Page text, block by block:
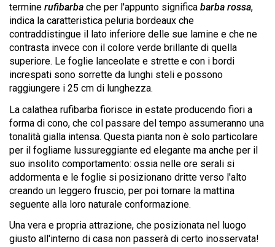
termine rufibarba che per l'appunto significa barba rossa,
indica la caratteristica peluria bordeaux che
contraddistingue il lato inferiore delle sue lamine e che ne
contrasta invece con il colore verde brillante di quella
superiore. Le foglie lanceolate e strette e con i bordi
increspati sono sorrette da lunghi steli e possono
raggiungere i 25 cm di lunghezza.
La calathea rufibarba fiorisce in estate producendo fiori a
forma di cono, che col passare del tempo assumeranno una
tonalità gialla intensa. Questa pianta non è solo particolare
per il fogliame lussureggiante ed elegante ma anche per il
suo insolito comportamento: ossia nelle ore serali si
addormenta e le foglie si posizionano dritte verso l'alto
creando un leggero fruscio, per poi tornare la mattina
seguente alla loro naturale conformazione.
Una vera e propria attrazione, che posizionata nel luogo
giusto all'interno di casa non passerà di certo inosservata!